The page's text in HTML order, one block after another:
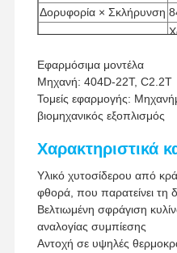
Δορυφορία × Σκλήρυνση
Ελάχιστη ποσότητα
παραγγελίας
1
Μέθοδος πληρωμής
Εφαρμόσιμα μοντέλα
Μηχανή: 404D-22T, C2.2T
Τομείς εφαρμογής:
βιομηχανικός εξοπλισμός
Χαρακτηριστικά
Υλικό χυτοσίδερου από
φθορά, που παρατείνει τη
Βελτιωμένη σφράγιση
αναλογίας συμπίεσης
Αντοχή σε υψηλές